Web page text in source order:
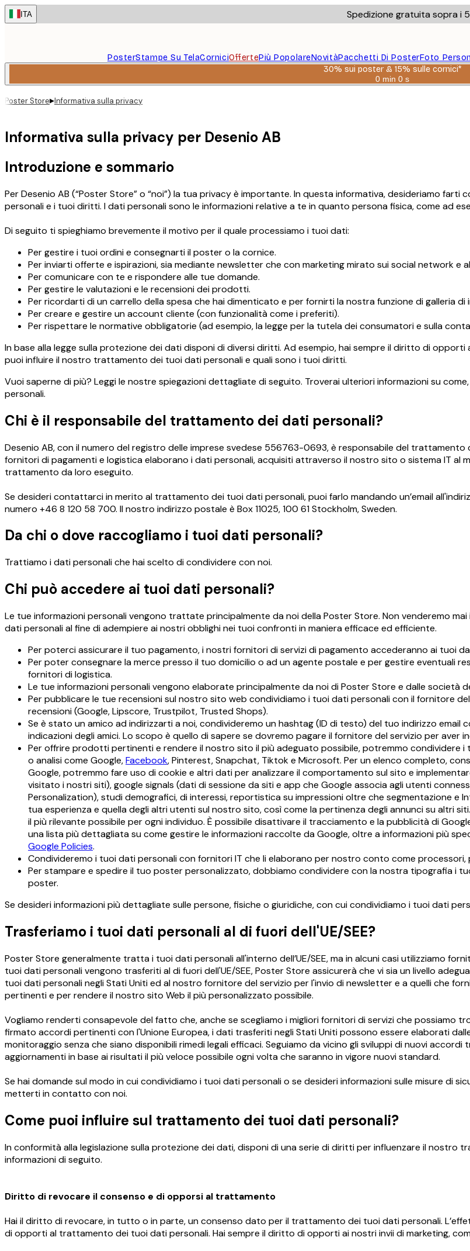
Skip
to
ITA Spedizione gratuita sopra i
PosterStampe Su TelaCorniciOffertePiù PopolareNovitàPacchetti Di PosterFoto
30% sui poster & 15% sulle cornici*
0 min 0 s
Valido
Poster Store▸Informativa sulla privacy
Informativa sulla privacy per Desenio AB
Introduzione e sommario
Per Desenio AB (“Poster Store” o “noi”) la tua privacy è importante. In questa informativa, desideriamo
personali e i tuoi diritti. I dati personali sono le informazioni relative a te in quanto persona fisica, come ad
Di seguito ti spieghiamo brevemente il motivo per il quale processiamo i tuoi dati:
Per gestire i tuoi ordini e consegnarti il poster o la cornice.
Per inviarti offerte e ispirazioni, sia mediante newsletter che con marketing mirato sui social network e
Per comunicare con te e rispondere alle tue domande.
Per gestire le valutazioni e le recensioni dei prodotti.
Per ricordarti di un carrello della spesa che hai dimenticato e per fornirti la nostra funzione di galleria di
Per creare e gestire un account cliente (con funzionalità come i preferiti).
Per rispettare le normative obbligatorie (ad esempio, la legge per la tutela dei consumatori e sulla
In base alla legge sulla protezione dei dati disponi di diversi diritti. Ad esempio, hai sempre il diritto di opporti
puoi influire il nostro trattamento dei tuoi dati personali e quali sono i tuoi diritti.
Vuoi saperne di più? Leggi le nostre spiegazioni dettagliate di seguito. Troverai ulteriori informazioni su
personali.
Chi è il responsabile del trattamento dei dati personali?
Desenio AB, con il numero del registro delle imprese svedese 556763-0693, è responsabile del
fornitori di pagamenti e logistica elaborano i dati personali, acquisiti attraverso il nostro sito o sistema IT al
trattamento da loro eseguito.
Se desideri contattarci in merito al trattamento dei tuoi dati personali, puoi farlo mandando un’email
numero +46 8 120 58 700. Il nostro indirizzo postale è Box 11025, 100 61 Stockholm, Sweden.
Da chi o dove raccogliamo i tuoi dati personali?
Trattiamo i dati personali che hai scelto di condividere con noi.
Chi può accedere ai tuoi dati personali?
Le tue informazioni personali vengono trattate principalmente da noi della Poster Store. Non venderemo
dati personali al fine di adempiere ai nostri obblighi nei tuoi confronti in maniera efficace ed efficiente.
Per poterci assicurare il tuo ​​pagamento, i nostri fornitori di servizi di pagamento accederanno ai tuoi
Per poter consegnare la merce presso il tuo domicilio o ad un agente postale e per gestire eventuali
fornitori di logistica.
Le tue informazioni personali vengono elaborate principalmente da noi di Poster Store e dalle società
Per pubblicare le tue recensioni sul nostro sito web condividiamo i tuoi dati personali con il fornitore
recensioni(Google, Lipscore, Trustpilot, Trusted Shops).
Se è stato un amico ad indirizzarti a noi, condivideremo un hashtag (ID di testo) del tuo indirizzo email
indicazioni degli amici. Lo scopo è quello di sapere se dovremo pagare il fornitore del servizio per aver
Per offrire prodotti pertinenti e rendere il nostro sito il più adeguato possibile, potremmo condividere
o analisi come Google,Facebook, Pinterest, Snapchat, Tiktok e Microsoft. Per un elenco completo,
Google, potremmo fare uso di cookie e altri dati per analizzare il comportamento sul sito e
visitato i nostri siti), google signals (dati di sessione da siti e app che Google associa agli utenti
Personalization), studi demografici, di interessi, reportistica su impressioni oltre che segmentazione e
tua esperienza e quella degli altri utenti sul nostro sito, così come la pertinenza degli annunci su altri
il più rilevante possibile per ogni individuo. È possibile disattivare il tracciamento e la pubblicità di
una lista più dettagliata su come gestire le informazioni raccolte da Google, oltre a informazioni più
Google Policies.
Condivideremo i tuoi dati personali con fornitori IT che li elaborano per nostro conto come processori,
Per stampare e spedire il tuo poster personalizzato, dobbiamo condividere con la nostra tipografia i
poster.
Se desideri informazioni più dettagliate sulle persone, fisiche o giuridiche, con cui condividiamo i tuoi dati
Trasferiamo i tuoi dati personali al di fuori dell'UE/SEE?
Poster Store generalmente tratta i tuoi dati personali all'interno dell’UE/SEE, ma in alcuni casi utilizziamo
tuoi dati personali vengono trasferiti al di fuori dell'UE/SEE, Poster Store assicurerà che vi sia un livello
tuoi dati personali negli Stati Uniti ed al nostro fornitore del servizio per l'invio di newsletter e a quelli che
pertinenti e per rendere il nostro sito Web il più personalizzato possibile.
Vogliamo renderti consapevole del fatto che, anche se scegliamo i migliori fornitori di servizi che possiamo
firmato accordi pertinenti con l'Unione Europea, i dati trasferiti negli Stati Uniti possono essere elaborati
monitoraggio senza che siano disponibili rimedi legali efficaci. Seguiamo da vicino gli sviluppi di nuovi
aggiornamenti in base ai risultati il più veloce possibile ogni volta che saranno in vigore nuovi standard.
Se hai domande sul modo in cui condividiamo i tuoi dati personali o se desideri informazioni sulle misure di
metterti in contatto con noi.
Come puoi influire sul trattamento dei tuoi dati personali?
In conformità alla legislazione sulla protezione dei dati, disponi di una serie di diritti per influenzare il nostro
informazioni di seguito.
Diritto di revocare il consenso e di opporsi al trattamento
Hai il diritto di revocare, in tutto o in parte, un consenso dato per il trattamento dei tuoi dati personali.
di opporti al trattamento dei tuoi dati personali. Hai sempre il diritto di opporti ai nostri invii di marketing,
E-mail